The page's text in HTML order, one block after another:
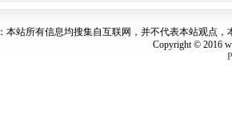
本站所有信息均搜集自互联网，并不代表本站观点
Copyright © 2016